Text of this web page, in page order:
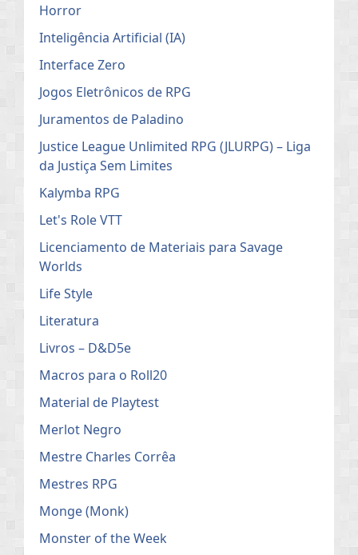
Horror
Inteligência Artificial (IA)
Interface Zero
Jogos Eletrônicos de RPG
Juramentos de Paladino
Justice League Unlimited RPG (JLURPG) – Liga
da Justiça Sem Limites
Kalymba RPG
Let's Role VTT
Licenciamento de Materiais para Savage
Worlds
Life Style
Literatura
Livros – D&D5e
Macros para o Roll20
Material de Playtest
Merlot Negro
Mestre Charles Corrêa
Mestres RPG
Monge (Monk)
Monster of the Week